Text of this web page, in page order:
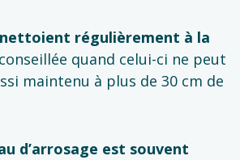
nettoient régulièrement à la
quand celui-ci ne peut
maintenu à plus de 30 cm de
d’arrosage est souvent